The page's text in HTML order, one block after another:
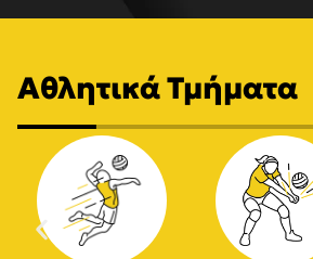
Αθλητικά Τμήματα